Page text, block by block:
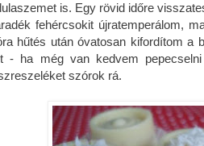
is. Egy rövid időre
fehércsokit újratemperálom,
hűtés után óvatosan kifordítom a
- ha még van kedvem
szórok rá.